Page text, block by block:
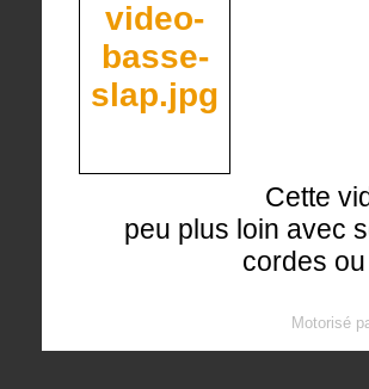
Cette
peu plus loin avec
cordes
Motorisé